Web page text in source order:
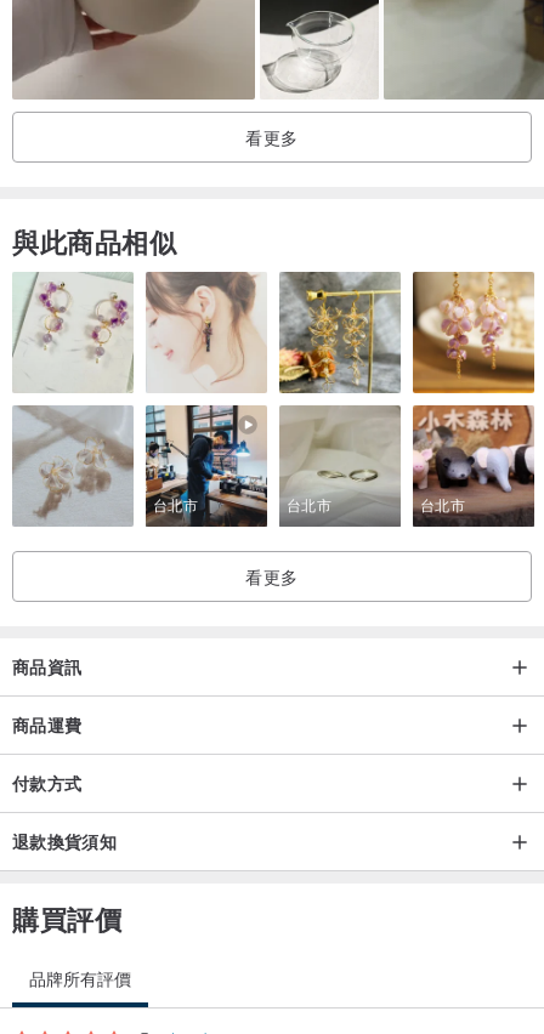
而本作品除了美觀之外，更要好用，葉老師在每一件作品上，都憑藉
著多年的經驗精心調整過，使每一件作品都能夠順手耐用。
→作品規格
→購買注意事項
＊本設計館的產品大多都是純手工製作，且每一件作品的釉面或落灰
皆不相同，這也是陶藝品的魅力所在，故單件作品售完不會補貨，也
找不到一模一樣的作品，所以如果有喜歡的作品被他人買走，很可
惜，只能選擇設計館中其他作品了，請見諒！或聯絡設計師看有沒有
較為相似的作品。
＊尺寸為手工測量，可以會誤差0.5公分以內
＊作品有可能在製作過程中有一些痕跡，因此作品皆為手工或半手工
製作，或多或少會有一些操作的痕跡。
＊在燒製過程中，釉料及落灰可能會有一些自然分布的現象，純屬正
問麻煩私訊我們。
何後製手段，請以實品顏色為準，恕無法視為瑕疵。
→作者介紹
師承 吳毓棠教授
◎經歷
1986祥億陶瓷社創辦人
1993乾唐軒工藝美術股份有限公司顧問
看更多
與此商品相似
台北市 台北市 台北市
看更多
商品資訊
商品運費
付款方式
退款換貨須知
購買評價
品牌所有評價